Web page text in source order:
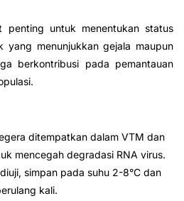
penting untuk menentukan status
yang menunjukkan gejala maupun
berkontribusi pada pemantauan
ditempatkan dalam VTM dan
mencegah degradasi RNA virus.
simpan pada suhu 2-8°C dan
kali.